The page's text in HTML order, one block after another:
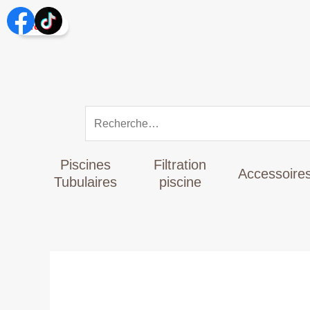
Aller
au
Piscines
Tubulaires
Filtration
piscine
Promo !